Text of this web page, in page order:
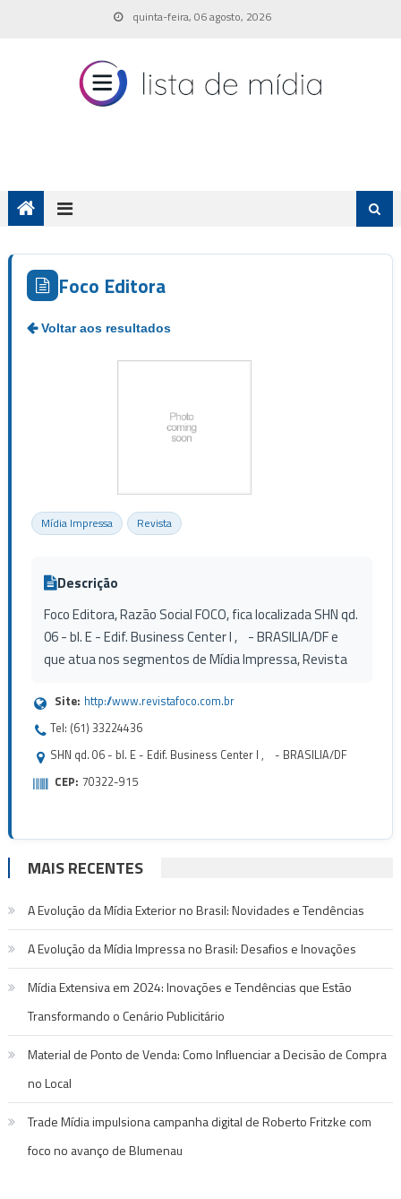
quinta-feira, 06 agosto, 2026
Foco Editora
Mídia Impressa Revista
Descrição
Foco Editora, Razão Social FOCO, fica localizada SHN qd.
06 - bl. E - Edif. Business Center I , - BRASILIA/DF e
que atua nos segmentos de Mídia Impressa, Revista
Site: http://www.revistafoco.com.br
Tel: (61) 33224436
SHN qd. 06 - bl. E - Edif. Business Center I , - BRASILIA/DF
CEP: 70322-915
MAIS RECENTES
A Evolução da Mídia Exterior no Brasil: Novidades e Tendências
A Evolução da Mídia Impressa no Brasil: Desafios e Inovações
Mídia Extensiva em 2024: Inovações e Tendências que Estão
Transformando o Cenário Publicitário
Material de Ponto de Venda: Como Influenciar a Decisão de Compra
no Local
Trade Mídia impulsiona campanha digital de Roberto Fritzke com
foco no avanço de Blumenau